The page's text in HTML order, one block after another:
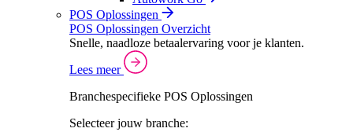
POS Oplossingen
POS Oplossingen Overzicht
Snelle, naadloze betaalervaring voor je klanten.
Lees meer
Branchespecifieke POS Oplossingen
Selecteer jouw branche: